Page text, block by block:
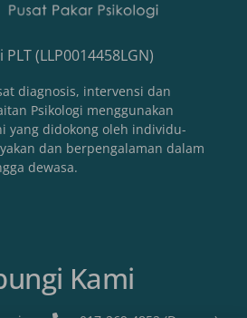
PLT (LLP0014458LGN)
diagnosis, intervensi dan
Psikologi menggunakan
yang didokong oleh individu-
dan berpengalaman dalam
dewasa.
Kami